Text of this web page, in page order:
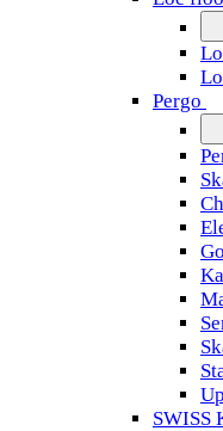
Pergo
SWISS